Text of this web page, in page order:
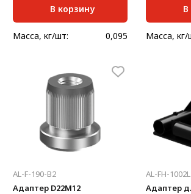
В корзину
Масса, кг/шт: 0,095
В
Масса, кг/
AL-F-190-B2
Адаптер D22М12
AL-FH-1002L
Адаптер